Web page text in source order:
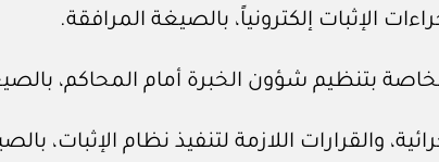
الإثبات إلكترونياً، بالصيغة المرافقة.
بتنظيم شؤون الخبرة أمام المحاكم،
والقرارات اللازمة لتنفيذ نظام الإثبات،